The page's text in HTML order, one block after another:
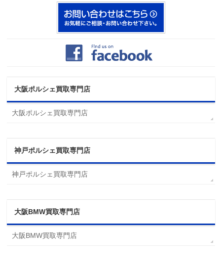
大阪ポルシェ買取専門店
大阪ポルシェ買取専門店
神戸ポルシェ買取専門店
神戸ポルシェ買取専門店
大阪BMW買取専門店
大阪BMW買取専門店